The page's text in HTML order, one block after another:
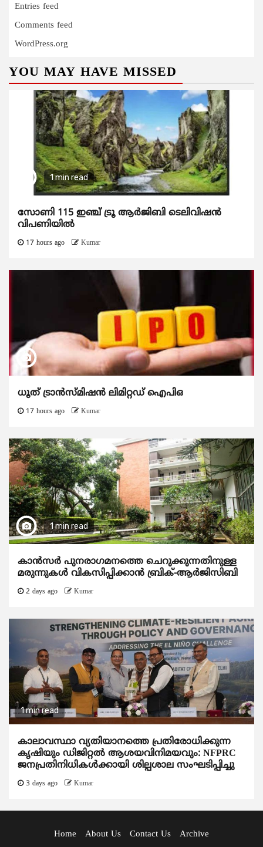
Entries feed
Comments feed
WordPress.org
YOU MAY HAVE MISSED
1 min read
സോണി 115 ഇഞ്ച് ട്രൂ ആർജിബി ടെലിവിഷൻ
വിപണിയിൽ
17 hours ago Kumar
ധൂത് ട്രാൻസ്മിഷൻ ലിമിറ്റഡ് ഐപിഒ
17 hours ago Kumar
1 min read
കാന്‍സര്‍ പുനരാഗമനത്തെ ചെറുക്കുന്നതിനുള്ള
മരുന്നുകള്‍ വികസിപ്പിക്കാന്‍ ബ്രിക്-ആര്‍ജിസിബി
2 days ago Kumar
1 min read
കാലാവസ്ഥാ വ്യതിയാനത്തെ പ്രതിരോധിക്കുന്ന
കൃഷിയും ഡിജിറ്റൽ ആശയവിനിമയവും: NFPRC
ജനപ്രതിനിധികൾക്കായി ശില്പശാല സംഘടിപ്പിച്ചു
3 days ago Kumar
Home About Us Contact Us Archive